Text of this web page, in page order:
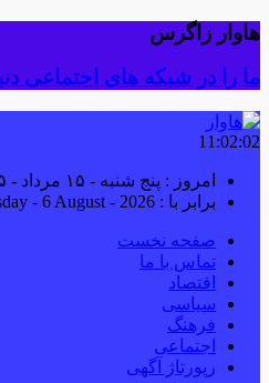
هاوار زاگرس
ما را در شبکه های اجتماعی
11:02:03
امروز : پنج شنبه - ۱۵ مرداد - ۱۴۰۵
برابر با : Thursday - 6 August - 2026
صفحه نخست
تماس با ما
اقتصاد
سیاسی
فرهنگ
اجتماعی
رپورتاژ آگهی